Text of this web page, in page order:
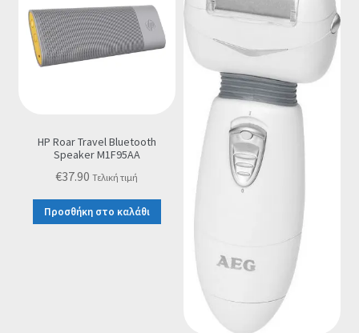
HP Roar Travel Bluetooth
Speaker M1F95AA
€37.90 Τελική τιμή
Προσθήκη στο καλάθι